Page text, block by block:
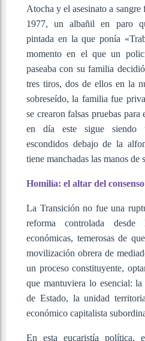
Atocha y el asesinato a
1977, un albañil en paro
pintada en la que ponía
momento en el que un
paseaba con su familia
tres tiros, dos de ellos en la
sobreseído, la familia fue
se crearon falsas pruebas
en día este sigue siendo
escondidos debajo de la
tiene manchadas las manos de
Homilía: el altar del consenso
La Transición no fue una
reforma controlada
económicas, temerosas de
movilización obrera de
un proceso constituyente,
que mantuviera lo esencial:
de Estado, la unidad
económico capitalista
En esta eucaristía política,